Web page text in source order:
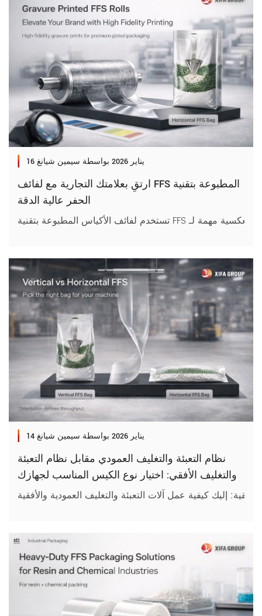
16 يناير 2026 بواسطة سيمين شيانغ
ارتقِ بعلامتك التجارية مع لفائف FFS المطبوعة بتقنية
الحفر عالية الدقة
14 يناير 2026 بواسطة سيمين شيانغ
نظام التعبئة والتغليف العمودي مقابل نظام التعبئة
والتغليف الأفقي: اختيار نوع الكيس المناسب لجهازك